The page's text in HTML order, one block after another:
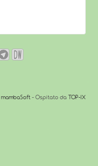
mambaSoft - Ospitato da TOP-IX